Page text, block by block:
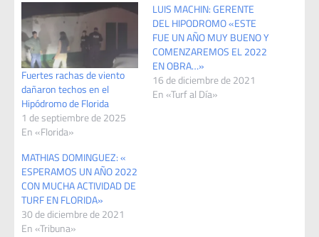
Fuertes rachas de viento
dañaron techos en el
Hipódromo de Florida
1 de septiembre de 2025
En «Florida»
LUIS MACHIN: GERENTE
DEL HIPODROMO «ESTE
FUE UN AÑO MUY BUENO Y
COMENZAREMOS EL 2022
EN OBRA…»
16 de diciembre de 2021
En «Turf al Día»
MATHIAS DOMINGUEZ: «
ESPERAMOS UN AÑO 2022
CON MUCHA ACTIVIDAD DE
TURF EN FLORIDA»
30 de diciembre de 2021
En «Tribuna»